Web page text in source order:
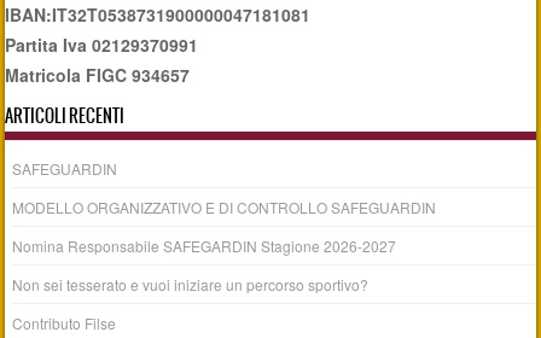
IBAN:IT32T0538731900000047181081
Partita Iva 02129370991
Matricola FIGC 934657
ARTICOLI RECENTI
SAFEGUARDIN
MODELLO ORGANIZZATIVO E DI CONTROLLO SAFEGUARDIN
Nomina Responsabile SAFEGARDIN Stagione 2026-2027
Non sei tesserato e vuoi iniziare un percorso sportivo?
Contributo Filse